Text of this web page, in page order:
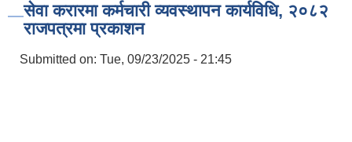
सेवा करारमा कर्मचारी व्यवस्थापन कार्यविधि, २०८२
राजपत्रमा प्रकाशन
Submitted on: Tue, 09/23/2025 - 21:45